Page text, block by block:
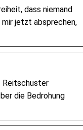
dass niemand
jetzt absprechen,
Reitschuster
die Bedrohung